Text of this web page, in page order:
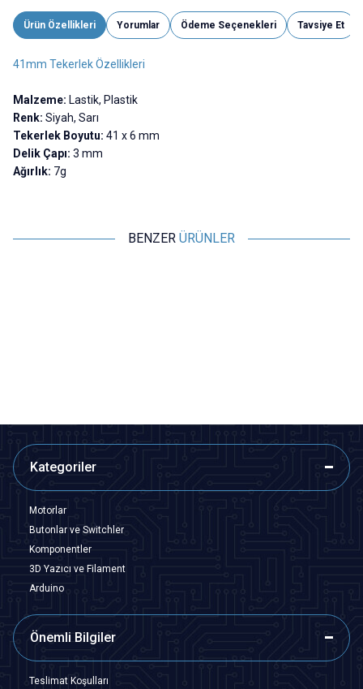
Ürün Özellikleri Yorumlar Ödeme Seçenekleri Tavsiye Et
41mm Tekerlek Özellikleri
Malzeme: Lastik, Plastik
Renk: Siyah, Sarı
Tekerlek Boyutu: 41 x 6 mm
Delik Çapı: 3 mm
Ağırlık: 7g
BENZER ÜRÜNLER
Kategoriler
Motorlar
Butonlar ve Switchler
Komponentler
3D Yazıcı ve Filament
Arduino
Önemli Bilgiler
Teslimat Koşulları